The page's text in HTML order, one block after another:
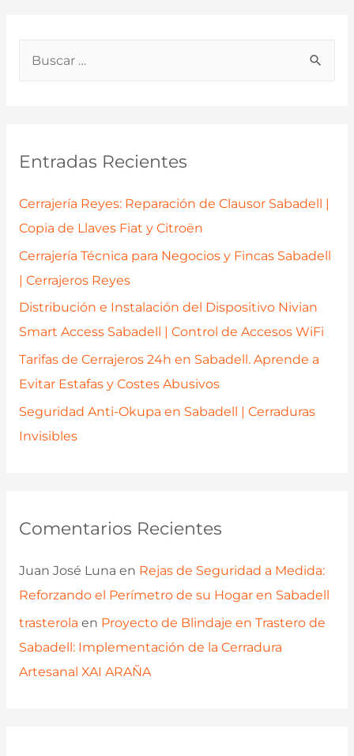
p
o
Entradas Recientes
Cerrajería Reyes: Reparación de Clausor Sabadell |
Copia de Llaves Fiat y Citroën
Cerrajería Técnica para Negocios y Fincas Sabadell
| Cerrajeros Reyes
Distribución e Instalación del Dispositivo Nivian
Smart Access Sabadell | Control de Accesos WiFi
Tarifas de Cerrajeros 24h en Sabadell. Aprende a
Evitar Estafas y Costes Abusivos
Seguridad Anti-Okupa en Sabadell | Cerraduras
Invisibles
Comentarios Recientes
Juan José Luna en Rejas de Seguridad a Medida:
Reforzando el Perímetro de su Hogar en Sabadell
trasterola en Proyecto de Blindaje en Trastero de
Sabadell: Implementación de la Cerradura
Artesanal XAI ARAÑA
Sabadell:
de
Inceca
303